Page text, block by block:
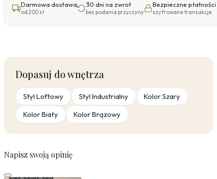
Darmowa dostawa
od 200 zł
30 dni na zwrot
bez podania przyczyny
Bezpieczne płatności
szyfrowane transakcje
Dopasuj do wnętrza
Styl Loftowy Styl Industrialny
Kolor Szary
Kolor Biały
Kolor Brązowy
Napisz swoją opinię